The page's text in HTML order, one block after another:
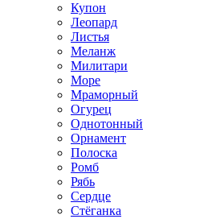
Купон
Леопард
Листья
Меланж
Милитари
Море
Мраморный
Огурец
Однотонный
Орнамент
Полоска
Ромб
Рябь
Сердце
Стёганка